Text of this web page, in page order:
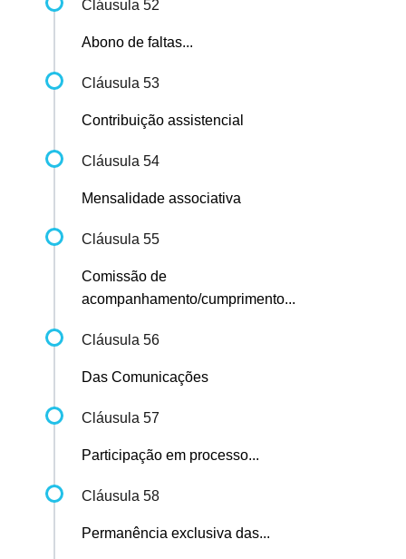
Cláusula 52
Abono de faltas...
Cláusula 53
Contribuição assistencial
Cláusula 54
Mensalidade associativa
Cláusula 55
Comissão de
acompanhamento/cumprimento...
Cláusula 56
Das Comunicações
Cláusula 57
Participação em processo...
Cláusula 58
Permanência exclusiva das...